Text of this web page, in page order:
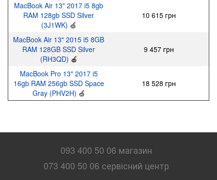
MacBook Air 13" 2017 i5 8gb
RAM 128gb SSD Silver
(3J1WK) 🍏
10 615 грн
MacBook Air 13" 2015 i5 8GB
RAM 128GB SSD Silver
(RH3QD) 🍎
9 457 грн
MacBook Pro 13" 2017 i5
16gb RAM 256gb SSD Space
Gray (PHV2H) 🍏
18 528 грн
093 400 50 06 магазин
073 400 50 06 сервісний центр